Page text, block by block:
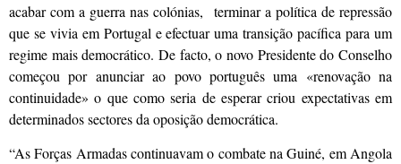
acabar com a guerra nas colónias, terminar a política de repressão
que se vivia em Portugal e efectuar uma transição pacífica para um
regime mais democrático. De facto, o novo Presidente do Conselho
começou por anunciar ao povo português uma «renovação na
continuidade» o que como seria de esperar criou expectativas em
determinados sectores da oposição democrática.
“As Forças Armadas continuavam o combate na Guiné, em Angola